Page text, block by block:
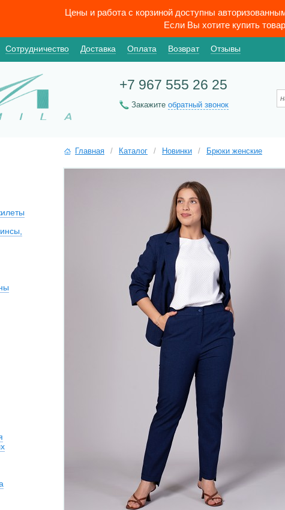
Цены и работа с корзиной доступны
Если Вы хотите купить
Сотрудничество Доставка Оплата Возврат Отзывы
+7 967 555 26 25
Закажите обратный звонок
Главная / Каталог / Новинки / Брюки женские